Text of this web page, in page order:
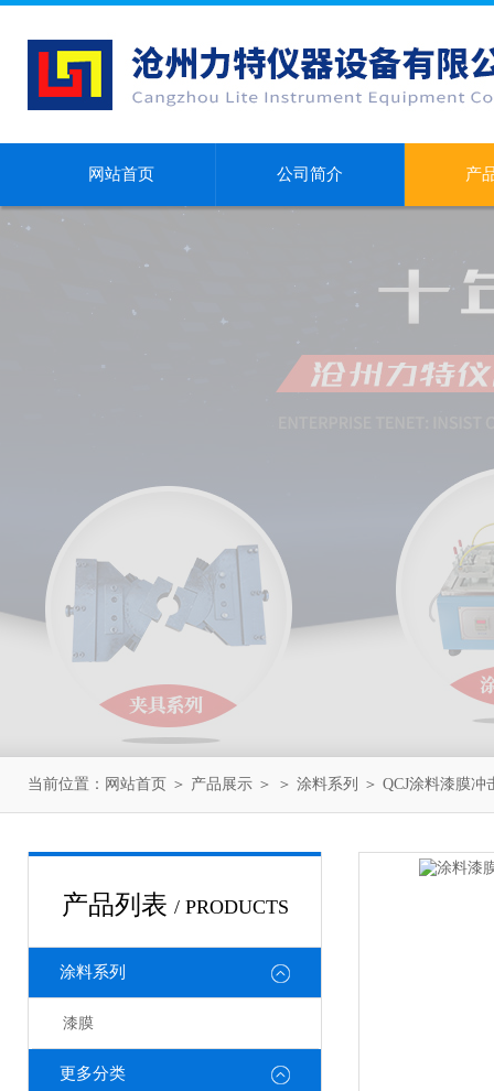
网站首页 公司简介 产
当前位置： 网站首页 ＞ 产品展示 ＞ ＞ 涂料系列 ＞ QCJ涂料漆膜
产品列表 / PRODUCTS
涂料系列
漆膜
更多分类